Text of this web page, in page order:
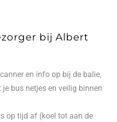
bij Albert
en info op bij de balie,
bus netjes en veilig binnen
op tijd af (koel tot aan de